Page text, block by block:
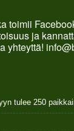
toimii
ja
yhteyttä!
tulee 250